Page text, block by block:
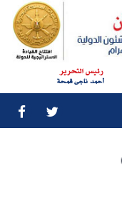
رئيس التحرير
أحمد ناجى قمحة